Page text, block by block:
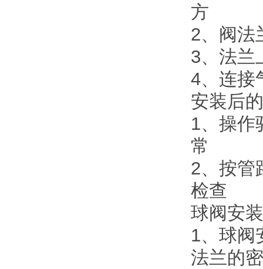
方
2、阀法
3、法兰
4、连接
安装后
1、操作
常
2、按管
检查
球阀安
1、球阀
法兰的